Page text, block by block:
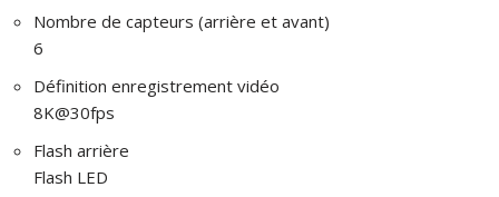
Nombre de capteurs (arrière et avant)
6
Définition enregistrement vidéo
8K@30fps
Flash arrière
Flash LED